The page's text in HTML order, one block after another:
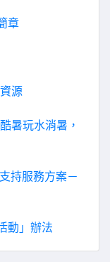
章
源
暑玩水消暑，
持服務方案－
動」辦法